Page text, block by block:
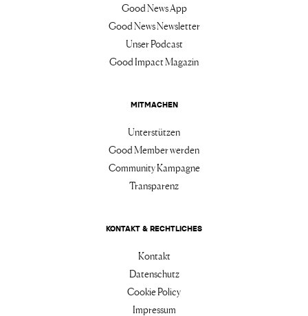
Good News App
Good News Newsletter
Unser Podcast
Good Impact Magazin
MITMACHEN
Unterstützen
Good Member werden
Community Kampagne
Transparenz
KONTAKT & RECHTLICHES
Kontakt
Datenschutz
Cookie Policy
Impressum